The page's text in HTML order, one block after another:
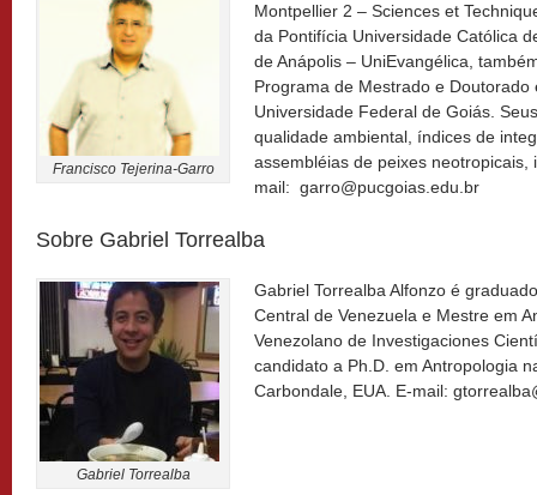
Francisco Tejerina-Garro
Montpellier 2 – Sciences et
da Pontifícia Universidade Católica
de Anápolis – UniEvangélica,
Programa de Mestrado e Doutorado
Universidade Federal de Goiás.
qualidade ambiental, índices de
assembléias de peixes
mail: garro@pucgoias.edu.br
Sobre Gabriel Torrealba
Gabriel Torrealba
Gabriel Torrealba Alfonzo é
Central de Venezuela e Mestre em
Venezolano de Investigaciones
candidato a Ph.D. em Antropologia
Carbondale, EUA. E-mail: